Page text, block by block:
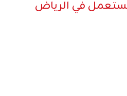
في الرياض